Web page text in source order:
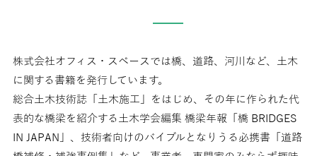
株式会社オフィス・スペースでは橋、道路、河川など、土木
に関する書籍を発行しています。
総合土木技術誌「土木施工」をはじめ、その年に作られた代
表的な橋梁を紹介する土木学会編集 橋梁年報「橋 BRIDGES
IN JAPAN」、技術者向けのバイブルとなりうる必携書「道路